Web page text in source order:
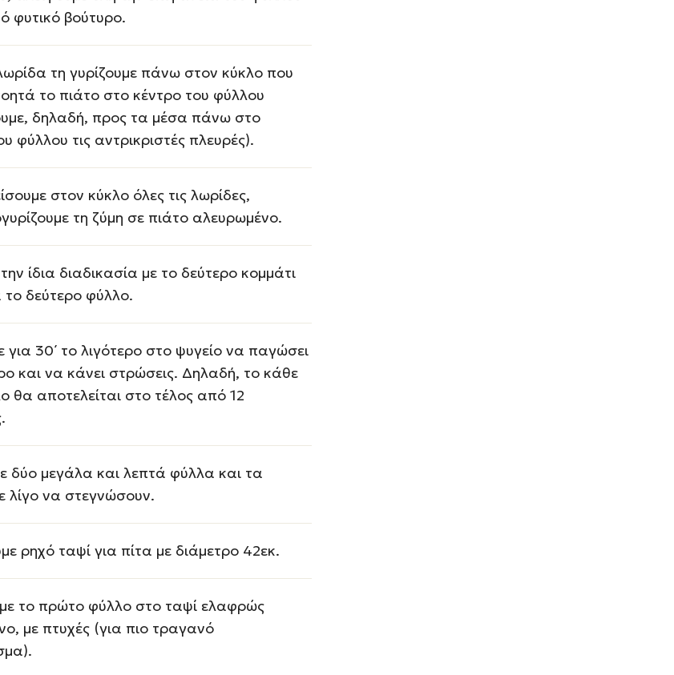
φυτικό βούτυρο.
τη γυρίζουμε πάνω στον κύκλο που
το πιάτο στο κέντρο του φύλλου
δηλαδή, προς τα μέσα πάνω στο
φύλλου τις αντρικριστές πλευρές).
στον κύκλο όλες τις λωρίδες,
τη ζύμη σε πιάτο αλευρωμένο.
ίδια διαδικασία με το δεύτερο κομμάτι
το δεύτερο φύλλο.
για 30΄ το λιγότερο στο ψυγείο να παγώσει
και να κάνει στρώσεις. Δηλαδή, το κάθε
θα αποτελείται στο τέλος από 12
δύο μεγάλα και λεπτά φύλλα και τα
λίγο να στεγνώσουν.
ρηχό ταψί για πίτα με διάμετρο 42εκ.
το πρώτο φύλλο στο ταψί ελαφρώς
με πτυχές (για πιο τραγανό